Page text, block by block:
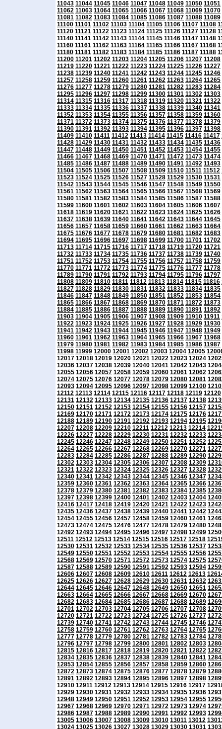
11043 11044 11045 11046 11047 11048 11049 11050 11051
11062 11063 11064 11065 11066 11067 11068 11069 11070
11081 11082 11083 11084 11085 11086 11087 11088 11089
11100 11101 11102 11103 11104 11105 11106 11107 11108
11120 11121 11122 11123 11124 11125 11126 11127 11128
11140 11141 11142 11143 11144 11145 11146 11147 11148
11160 11161 11162 11163 11164 11165 11166 11167 11168
11180 11181 11182 11183 11184 11185 11186 11187 11188
11200 11201 11202 11203 11204 11205 11206 11207 11208
11219 11220 11221 11222 11223 11224 11225 11226 11227
11238 11239 11240 11241 11242 11243 11244 11245 11246
11257 11258 11259 11260 11261 11262 11263 11264 11265
11276 11277 11278 11279 11280 11281 11282 11283 11284
11295 11296 11297 11298 11299 11300 11301 11302 11303
11314 11315 11316 11317 11318 11319 11320 11321 11322
11333 11334 11335 11336 11337 11338 11339 11340 11341
11352 11353 11354 11355 11356 11357 11358 11359 11360
11371 11372 11373 11374 11375 11376 11377 11378 11379
11390 11391 11392 11393 11394 11395 11396 11397 11398
11409 11410 11411 11412 11413 11414 11415 11416 11417
11428 11429 11430 11431 11432 11433 11434 11435 11436
11447 11448 11449 11450 11451 11452 11453 11454 11455
11466 11467 11468 11469 11470 11471 11472 11473 11474
11485 11486 11487 11488 11489 11490 11491 11492 11493
11504 11505 11506 11507 11508 11509 11510 11511 11512
11523 11524 11525 11526 11527 11528 11529 11530 11531
11542 11543 11544 11545 11546 11547 11548 11549 11550
11561 11562 11563 11564 11565 11566 11567 11568 11569
11580 11581 11582 11583 11584 11585 11586 11587 11588
11599 11600 11601 11602 11603 11604 11605 11606 11607
11618 11619 11620 11621 11622 11623 11624 11625 11626
11637 11638 11639 11640 11641 11642 11643 11644 11645
11656 11657 11658 11659 11660 11661 11662 11663 11664
11675 11676 11677 11678 11679 11680 11681 11682 11683
11694 11695 11696 11697 11698 11699 11700 11701 11702
11713 11714 11715 11716 11717 11718 11719 11720 11721
11732 11733 11734 11735 11736 11737 11738 11739 11740
11751 11752 11753 11754 11755 11756 11757 11758 11759
11770 11771 11772 11773 11774 11775 11776 11777 11778
11789 11790 11791 11792 11793 11794 11795 11796 11797
11808 11809 11810 11811 11812 11813 11814 11815 11816
11827 11828 11829 11830 11831 11832 11833 11834 11835
11846 11847 11848 11849 11850 11851 11852 11853 11854
11865 11866 11867 11868 11869 11870 11871 11872 11873
11884 11885 11886 11887 11888 11889 11890 11891 11892
11903 11904 11905 11906 11907 11908 11909 11910 11911
11922 11923 11924 11925 11926 11927 11928 11929 11930
11941 11942 11943 11944 11945 11946 11947 11948 11949
11960 11961 11962 11963 11964 11965 11966 11967 11968
11979 11980 11981 11982 11983 11984 11985 11986 11987
11998 11999 12000 12001 12002 12003 12004 12005
12017 12018 12019 12020 12021 12022 12023 12024
12036 12037 12038 12039 12040 12041 12042 12043
12055 12056 12057 12058 12059 12060 12061 12062
12074 12075 12076 12077 12078 12079 12080 12081
12093 12094 12095 12096 12097 12098 12099 12100
12112 12113 12114 12115 12116 12117 12118 12119 12120
12131 12132 12133 12134 12135 12136 12137 12138
12150 12151 12152 12153 12154 12155 12156 12157
12169 12170 12171 12172 12173 12174 12175 12176
12188 12189 12190 12191 12192 12193 12194 12195
12207 12208 12209 12210 12211 12212 12213 12214
12226 12227 12228 12229 12230 12231 12232 12233
12245 12246 12247 12248 12249 12250 12251 12252
12264 12265 12266 12267 12268 12269 12270 12271
12283 12284 12285 12286 12287 12288 12289 12290
12302 12303 12304 12305 12306 12307 12308 12309
12321 12322 12323 12324 12325 12326 12327 12328
12340 12341 12342 12343 12344 12345 12346 12347
12359 12360 12361 12362 12363 12364 12365 12366
12378 12379 12380 12381 12382 12383 12384 12385
12397 12398 12399 12400 12401 12402 12403 12404
12416 12417 12418 12419 12420 12421 12422 12423
12435 12436 12437 12438 12439 12440 12441 12442
12454 12455 12456 12457 12458 12459 12460 12461
12473 12474 12475 12476 12477 12478 12479 12480
12492 12493 12494 12495 12496 12497 12498 12499
12511 12512 12513 12514 12515 12516 12517 12518
12530 12531 12532 12533 12534 12535 12536 12537
12549 12550 12551 12552 12553 12554 12555 12556
12568 12569 12570 12571 12572 12573 12574 12575
12587 12588 12589 12590 12591 12592 12593 12594
12606 12607 12608 12609 12610 12611 12612 12613
12625 12626 12627 12628 12629 12630 12631 12632
12644 12645 12646 12647 12648 12649 12650 12651
12663 12664 12665 12666 12667 12668 12669 12670
12682 12683 12684 12685 12686 12687 12688 12689
12701 12702 12703 12704 12705 12706 12707 12708
12720 12721 12722 12723 12724 12725 12726 12727
12739 12740 12741 12742 12743 12744 12745 12746
12758 12759 12760 12761 12762 12763 12764 12765
12777 12778 12779 12780 12781 12782 12783 12784
12796 12797 12798 12799 12800 12801 12802 12803
12815 12816 12817 12818 12819 12820 12821 12822
12834 12835 12836 12837 12838 12839 12840 12841
12853 12854 12855 12856 12857 12858 12859 12860
12872 12873 12874 12875 12876 12877 12878 12879
12891 12892 12893 12894 12895 12896 12897 12898
12910 12911 12912 12913 12914 12915 12916 12917
12929 12930 12931 12932 12933 12934 12935 12936
12948 12949 12950 12951 12952 12953 12954 12955
12967 12968 12969 12970 12971 12972 12973 12974
12986 12987 12988 12989 12990 12991 12992 12993
13005 13006 13007 13008 13009 13010 13011 13012
13024 13025 13026 13027 13028 13029 13030 13031